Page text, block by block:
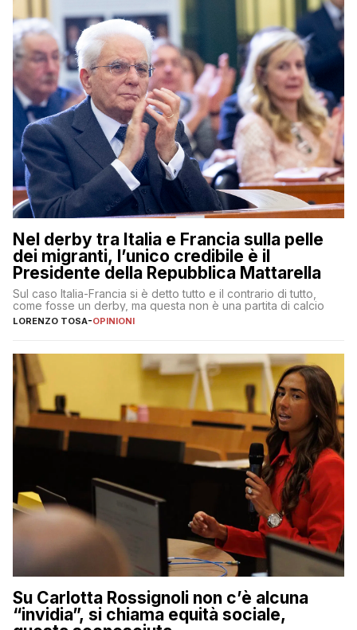
Nel derby tra Italia e Francia sulla pelle
dei migranti, l’unico credibile è il
Presidente della Repubblica Mattarella
Sul caso Italia-Francia si è detto tutto e il contrario di tutto,
come fosse un derby, ma questa non è una partita di calcio
LORENZO TOSA-OPINIONI
Su Carlotta Rossignoli non c’è alcuna
“invidia”, si chiama equità sociale,